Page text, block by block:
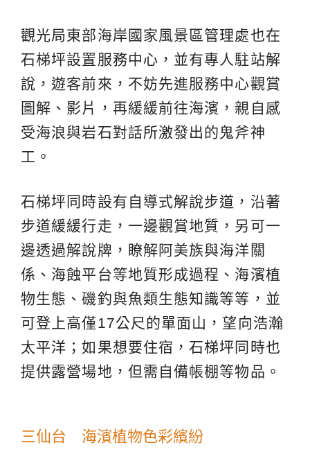
觀光局東部海岸國家風景區管理處也在
石梯坪設置服務中心，並有專人駐站解
說，遊客前來，不妨先進服務中心觀賞
圖解、影片，再緩緩前往海濱，親自感
受海浪與岩石對話所激發出的鬼斧神
工。
石梯坪同時設有自導式解說步道，沿著
步道緩緩行走，一邊觀賞地質，另可一
邊透過解說牌，瞭解阿美族與海洋關
係、海蝕平台等地質形成過程、海濱植
物生態、磯釣與魚類生態知識等等，並
可登上高僅17公尺的單面山，望向浩瀚
太平洋；如果想要住宿，石梯坪同時也
提供露營場地，但需自備帳棚等物品。
三仙台 海濱植物色彩繽紛